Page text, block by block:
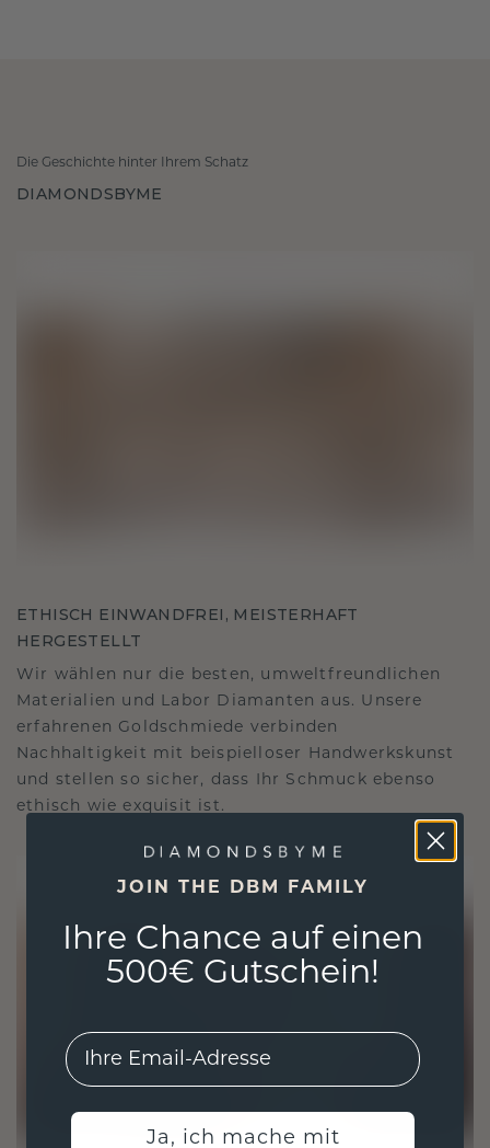
Die Geschichte hinter Ihrem Schatz
DIAMONDSBYME
ETHISCH EINWANDFREI, MEISTERHAFT
HERGESTELLT
Wir wählen nur die besten, umweltfreundlichen
Materialien und Labor Diamanten aus. Unsere
erfahrenen Goldschmiede verbinden
Nachhaltigkeit mit beispielloser Handwerkskunst
und stellen so sicher, dass Ihr Schmuck ebenso
ethisch wie exquisit ist.
JOIN THE DBM FAMILY
Ihre Chance auf einen
500€ Gutschein!
EMail
Ja, ich mache mit